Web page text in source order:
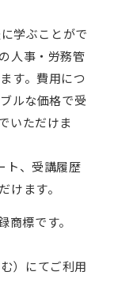
学ぶことがで
人事・労務管
す。費用につ
ルな価格で受
いただけま
ト、受講履歴
けます。
標です。
）にてご利用